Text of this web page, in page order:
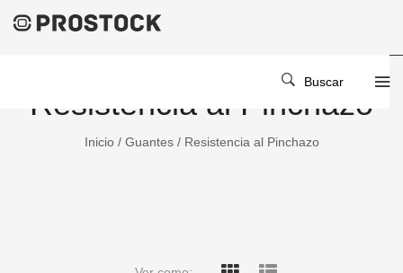
Buscar
Resistencia al Pinchazo
Inicio/ Guantes/ Resistencia al Pinchazo